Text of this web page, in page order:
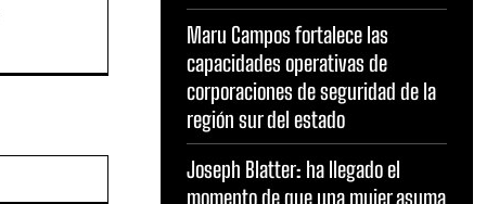
Maru Campos fortalece las
capacidades operativas de
corporaciones de seguridad de la
región sur del estado
Joseph Blatter: ha llegado el
momento de que una mujer asuma